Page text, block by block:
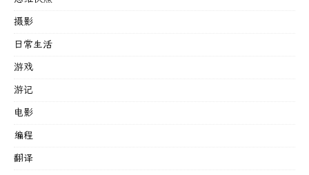
摄影
日常生活
游戏
游记
电影
编程
翻译